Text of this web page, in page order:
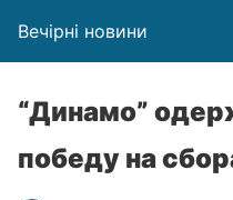
Вечірні новини
“Динамо”
победу на